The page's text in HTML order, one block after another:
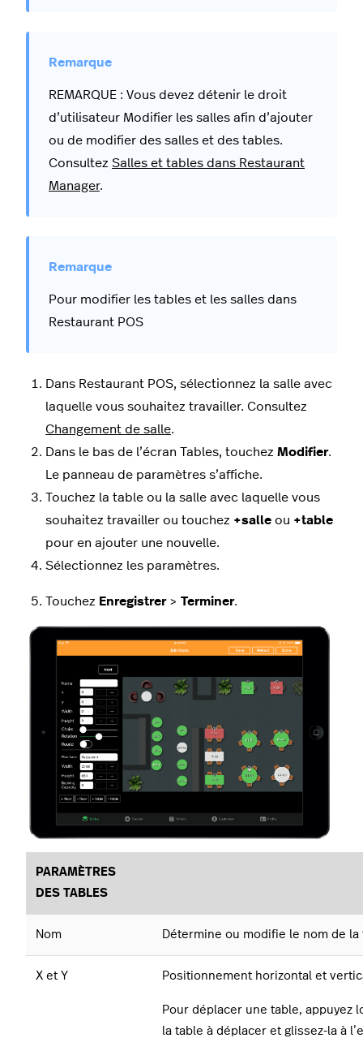
REMARQUE : Vous devez détenir le droit
d’utilisateur Modifier les salles afin d’ajouter
ou de modifier des salles et des tables.
Consultez Salles et tables dans Restaurant
Manager.
Pour modifier les tables et les salles dans
Restaurant POS
Dans Restaurant POS, sélectionnez la salle avec
laquelle vous souhaitez travailler. Consultez
Changement de salle.
Dans le bas de l’écran Tables, touchez Modifier.
Le panneau de paramètres s’affiche.
Touchez la table ou la salle avec laquelle vous
souhaitez travailler ou touchez +salle ou +table
pour en ajouter une nouvelle.
Sélectionnez les paramètres.
Touchez Enregistrer> Terminer.
PARAMÈTRES
DES TABLES
Nom Détermine ou modifie le nom de la
X et Y Positionnement horizontal et
Pour déplacer une table, appuyez
la table à déplacer et glissez-la à